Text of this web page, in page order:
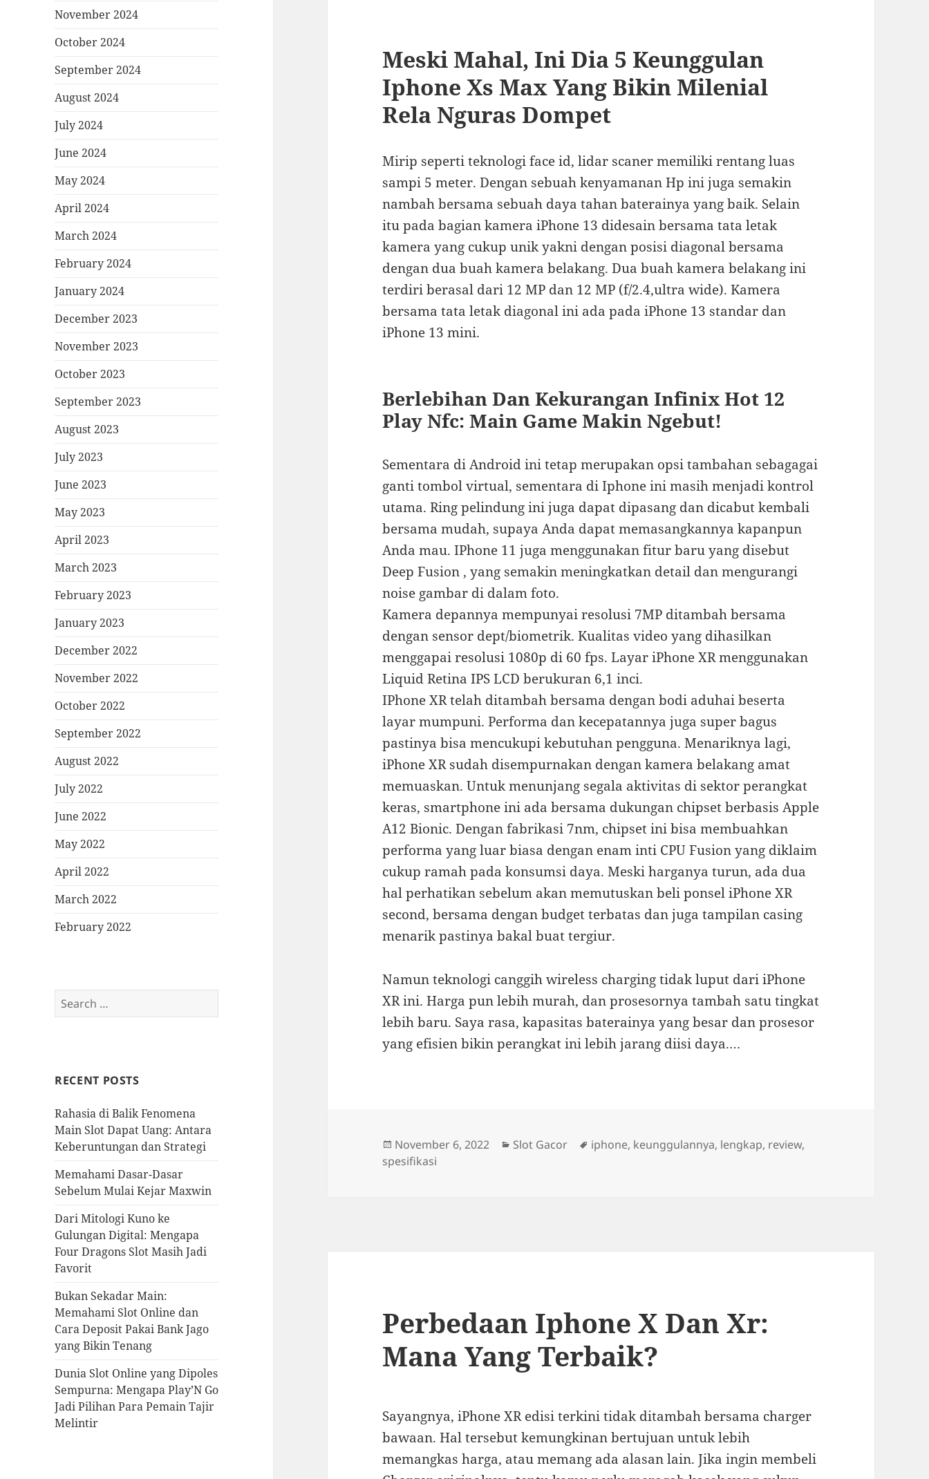
November 2024
October 2024
September 2024
August 2024
July 2024
June 2024
May 2024
April 2024
March 2024
February 2024
January 2024
December 2023
November 2023
October 2023
September 2023
August 2023
July 2023
June 2023
May 2023
April 2023
March 2023
February 2023
January 2023
December 2022
November 2022
October 2022
September 2022
August 2022
July 2022
June 2022
May 2022
April 2022
March 2022
February 2022
Search
for:
RECENT POSTS
Rahasia di Balik Fenomena
Main Slot Dapat Uang: Antara
Keberuntungan dan Strategi
Memahami Dasar-Dasar
Sebelum Mulai Kejar Maxwin
Dari Mitologi Kuno ke
Gulungan Digital: Mengapa
Four Dragons Slot Masih Jadi
Favorit
Bukan Sekadar Main:
Memahami Slot Online dan
Cara Deposit Pakai Bank Jago
yang Bikin Tenang
Dunia Slot Online yang Dipoles
Sempurna: Mengapa Play’N Go
Jadi Pilihan Para Pemain Tajir
Melintir
Meski Mahal, Ini Dia 5 Keunggulan
Iphone Xs Max Yang Bikin Milenial
Rela Nguras Dompet
Mirip seperti teknologi face id, lidar scaner memiliki rentang luas
sampi 5 meter. Dengan sebuah kenyamanan Hp ini juga semakin
nambah bersama sebuah daya tahan baterainya yang baik. Selain
itu pada bagian kamera iPhone 13 didesain bersama tata letak
kamera yang cukup unik yakni dengan posisi diagonal bersama
dengan dua buah kamera belakang. Dua buah kamera belakang ini
terdiri berasal dari 12 MP dan 12 MP (f/2.4,ultra wide). Kamera
bersama tata letak diagonal ini ada pada iPhone 13 standar dan
iPhone 13 mini.
Berlebihan Dan Kekurangan Infinix Hot 12
Play Nfc: Main Game Makin Ngebut!
Sementara di Android ini tetap merupakan opsi tambahan sebagagai
ganti tombol virtual, sementara di Iphone ini masih menjadi kontrol
utama. Ring pelindung ini juga dapat dipasang dan dicabut kembali
bersama mudah, supaya Anda dapat memasangkannya kapanpun
Anda mau. IPhone 11 juga menggunakan fitur baru yang disebut
Deep Fusion , yang semakin meningkatkan detail dan mengurangi
noise gambar di dalam foto.
Kamera depannya mempunyai resolusi 7MP ditambah bersama
dengan sensor dept/biometrik. Kualitas video yang dihasilkan
menggapai resolusi 1080p di 60 fps. Layar iPhone XR menggunakan
Liquid Retina IPS LCD berukuran 6,1 inci.
IPhone XR telah ditambah bersama dengan bodi aduhai beserta
layar mumpuni. Performa dan kecepatannya juga super bagus
pastinya bisa mencukupi kebutuhan pengguna. Menariknya lagi,
iPhone XR sudah disempurnakan dengan kamera belakang amat
memuaskan. Untuk menunjang segala aktivitas di sektor perangkat
keras, smartphone ini ada bersama dukungan chipset berbasis Apple
A12 Bionic. Dengan fabrikasi 7nm, chipset ini bisa membuahkan
performa yang luar biasa dengan enam inti CPU Fusion yang diklaim
cukup ramah pada konsumsi daya. Meski harganya turun, ada dua
hal perhatikan sebelum akan memutuskan beli ponsel iPhone XR
second, bersama dengan budget terbatas dan juga tampilan casing
menarik pastinya bakal buat tergiur.
Namun teknologi canggih wireless charging tidak luput dari iPhone
XR ini. Harga pun lebih murah, dan prosesornya tambah satu tingkat
lebih baru. Saya rasa, kapasitas baterainya yang besar dan prosesor
yang efisien bikin perangkat ini lebih jarang diisi daya.…
Posted
on
November 6, 2022 Categories
Slot Gacor Tags
iphone, keunggulannya, lengkap, review,
spesifikasi
Perbedaan Iphone X Dan Xr:
Mana Yang Terbaik?
Sayangnya, iPhone XR edisi terkini tidak ditambah bersama charger
bawaan. Hal tersebut kemungkinan bertujuan untuk lebih
memangkas harga, atau memang ada alasan lain. Jika ingin membeli